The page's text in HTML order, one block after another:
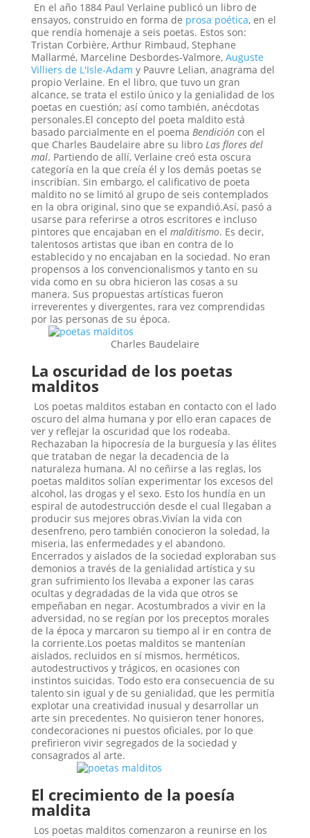
En el año 1884 Paul Verlaine publicó un libro de
ensayos, construido en forma de prosa poética, en el
que rendía homenaje a seis poetas. Estos son:
Tristan Corbière, Arthur Rimbaud, Stephane
Mallarmé, Marceline Desbordes-Valmore, Auguste
Villiers de L'Isle-Adam y Pauvre Lelian, anagrama del
propio Verlaine. En el libro, que tuvo un gran
alcance, se trata el estilo único y la genialidad de los
poetas en cuestión; así como también, anécdotas
personales.El concepto del poeta maldito está
basado parcialmente en el poema Bendicióncon el
que Charles Baudelaire abre su libro Las flores del
mal. Partiendo de allí, Verlaine creó esta oscura
categoría en la que creía él y los demás poetas se
inscribían. Sin embargo, el calificativo de poeta
maldito no se limitó al grupo de seis contemplados
en la obra original, sino que se expandió.Así, pasó a
usarse para referirse a otros escritores e incluso
pintores que encajaban en el malditismo. Es decir,
talentosos artistas que iban en contra de lo
establecido y no encajaban en la sociedad. No eran
propensos a los convencionalismos y tanto en su
vida como en su obra hicieron las cosas a su
manera. Sus propuestas artísticas fueron
irreverentes y divergentes, rara vez comprendidas
por las personas de su época.
Charles Baudelaire
La oscuridad de los poetas
malditos
Los poetas malditos estaban en contacto con el lado
oscuro del alma humana y por ello eran capaces de
ver y reflejar la oscuridad que los rodeaba.
Rechazaban la hipocresía de la burguesía y las élites
que trataban de negar la decadencia de la
naturaleza humana. Al no ceñirse a las reglas, los
poetas malditos solían experimentar los excesos del
alcohol, las drogas y el sexo. Esto los hundía en un
espiral de autodestrucción desde el cual llegaban a
producir sus mejores obras.Vivían la vida con
desenfreno, pero también conocieron la soledad, la
miseria, las enfermedades y el abandono.
Encerrados y aislados de la sociedad exploraban sus
demonios a través de la genialidad artística y su
gran sufrimiento los llevaba a exponer las caras
ocultas y degradadas de la vida que otros se
empeñaban en negar. Acostumbrados a vivir en la
adversidad, no se regían por los preceptos morales
de la época y marcaron su tiempo al ir en contra de
la corriente.Los poetas malditos se mantenían
aislados, recluidos en sí mismos, herméticos,
autodestructivos y trágicos, en ocasiones con
instintos suicidas. Todo esto era consecuencia de su
talento sin igual y de su genialidad, que les permitía
explotar una creatividad inusual y desarrollar un
arte sin precedentes. No quisieron tener honores,
condecoraciones ni puestos oficiales, por lo que
prefirieron vivir segregados de la sociedad y
consagrados al arte.
El crecimiento de la poesía
maldita
Los poetas malditos comenzaron a reunirse en los